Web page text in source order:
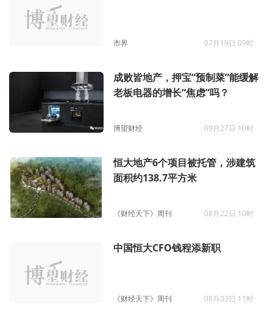
市界 07月19日 09时
成败皆地产，押宝“预制菜”能缓解
老板电器的增长“焦虑”吗？
博望财经 09月27日 10时
恒大地产6个项目被托管，涉建筑
面积约138.7平方米
《财经天下》周刊 08月22日 10时
中国恒大CFO钱程添新职
《财经天下》周刊 08月03日 11时